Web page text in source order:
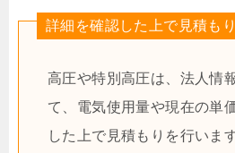
詳細を確認した上で見積もり
高圧や特別高圧は、法人情
て、電気使用量や現在の単
した上で見積もりを行います